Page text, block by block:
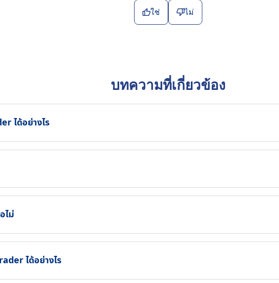
ใช่ ไม่
บทความที่เกี่ยวข้อง
ได้อย่างไร
ไม่
ได้อย่างไร